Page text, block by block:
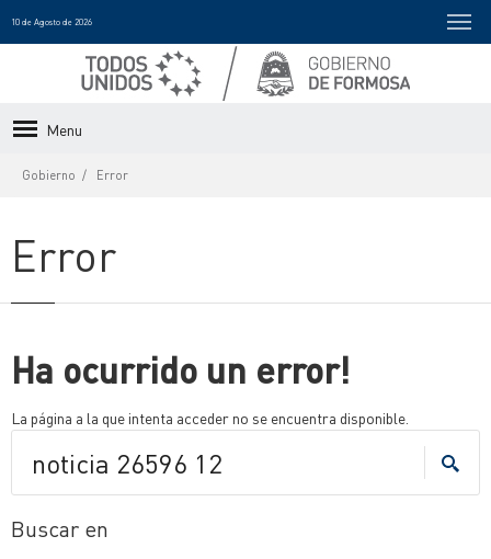
10 de Agosto de 2026
Menu
Gobierno Error
Error
Ha ocurrido un error!
La página a la que intenta acceder no se encuentra disponible.
Buscar en